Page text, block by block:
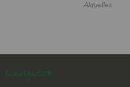
Aktuelles
Navigation